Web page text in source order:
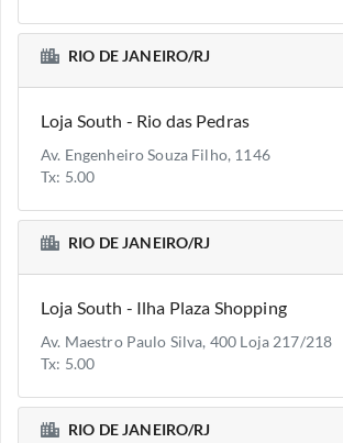
RIO DE JANEIRO/RJ
Loja South - Rio das Pedras
Av. Engenheiro Souza Filho, 1146
Tx: 5.00
RIO DE JANEIRO/RJ
Loja South - Ilha Plaza Shopping
Av. Maestro Paulo Silva, 400 Loja 217/218
Tx: 5.00
RIO DE JANEIRO/RJ